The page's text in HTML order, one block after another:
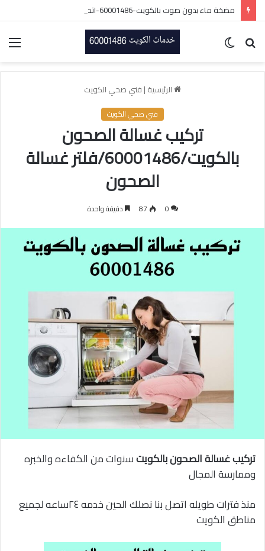
مضخة ماء بدون صوت بالكويت-60001486-اتصل الان
بحث
الرئيسية | فني صحي الكويت
فني صحي الكويت
تركيب غسالة الصحون
بالكويت/60001486/فلتر غسالة
الصحون
0
87 دقيقة واحدة
تركيب غسالة الصحون بالكويتسنوات من الكفاءه والخبره
وممارسة المجال
منذ فترات طويله اتصل بنا نصلك الحين خدمه ٢٤ساعه لجميع
مناطق الكويت